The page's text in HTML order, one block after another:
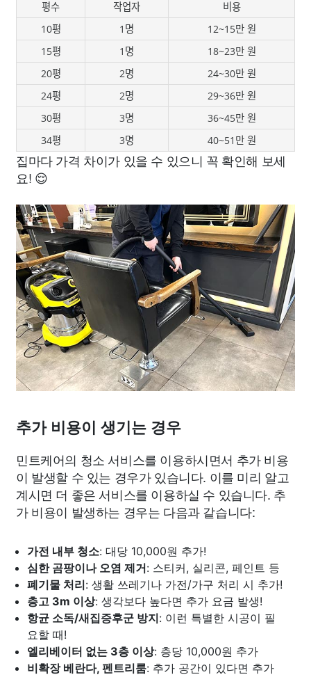
평수 작업자
비용
10평
1명
12~15만 원
15평
1명
18~23만 원
20평
2명
24~30만 원
24평
2명
29~36만 원
30평
3명
36~45만 원
34평
3명 40~51만 원
집마다 가격 차이가 있을 수 있으니 꼭 확인해 보세
요! 😌
추가 비용이 생기는 경우
민트케어의 청소 서비스를 이용하시면서 추가 비용
이 발생할 수 있는 경우가 있습니다. 이를 미리 알고
계시면 더 좋은 서비스를 이용하실 수 있습니다. 추
가 비용이 발생하는 경우는 다음과 같습니다:
가전 내부 청소: 대당 10,000원 추가!
심한 곰팡이나 오염 제거: 스티커, 실리콘, 페인트 등
폐기물 처리: 생활 쓰레기나 가전/가구 처리 시 추가!
층고 3m 이상: 생각보다 높다면 추가 요금 발생!
항균 소독/새집증후군 방지: 이런 특별한 시공이 필
요할 때!
엘리베이터 없는 3층 이상: 층당 10,000원 추가
비확장 베란다, 펜트리룸: 추가 공간이 있다면 추가